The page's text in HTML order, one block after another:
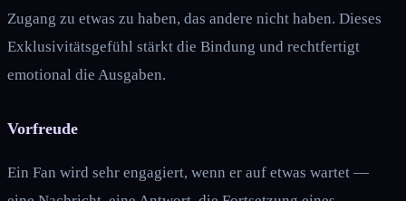
Zugang zu etwas zu haben, das andere nicht haben. Dieses
Exklusivitätsgefühl stärkt die Bindung und rechtfertigt
emotional die Ausgaben.
Vorfreude
Ein Fan wird sehr engagiert, wenn er auf etwas wartet —